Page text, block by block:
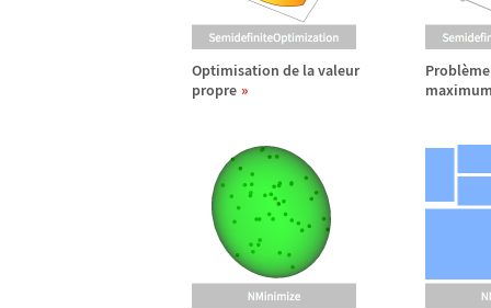
Optimisation de la valeur
propre
Problè